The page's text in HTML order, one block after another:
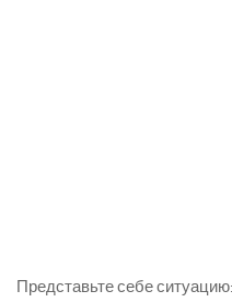
Представьте себе